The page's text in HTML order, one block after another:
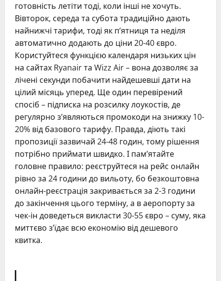
готовність летіти тоді, коли інші не хочуть.
Вівторок, середа та субота традиційно дають
найнижчі тарифи, тоді як п’ятниця та неділя
автоматично додають до ціни 20-40 євро.
Користуйтеся функцією календаря низьких цін
на сайтах Ryanair та Wizz Air – вона дозволяє за
лічені секунди побачити найдешевші дати на
цілий місяць уперед. Ще один перевірений
спосіб – підписка на розсилку лоукостів, де
регулярно з’являються промокоди на знижку 10-
20% від базового тарифу. Правда, діють такі
пропозиції зазвичай 24-48 годин, тому рішення
потрібно приймати швидко. І пам’ятайте
головне правило: реєструйтеся на рейс онлайн
рівно за 24 години до вильоту, бо безкоштовна
онлайн-реєстрація закривається за 2-3 години
до закінчення цього терміну, а в аеропорту за
чек-ін доведеться викласти 30-55 євро – суму, яка
миттєво з’їдає всю економію від дешевого
квитка.